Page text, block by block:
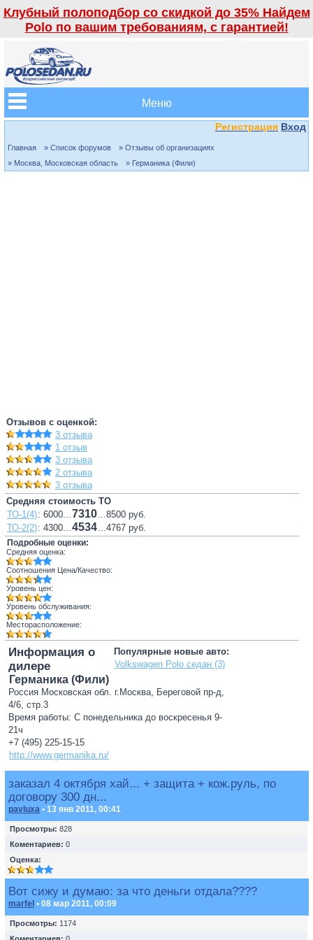
Клубный полоподбор со скидкой до 35% Найдем
Polo по вашим требованиям, с гарантией!
Меню
Регистрация Вход
Главная » Список форумов
» Отзывы об организациях
» Москва, Московская область
» Германика (Фили)
Отзывов с оценкой:
3 отзыва
1 отзыв
3 отзыва
2 отзыва
3 отзыва
Средняя стоимость ТО
ТО-1(4): 6000...7310...8500 руб.
ТО-2(2): 4300...4534...4767 руб.
Подробные оценки:
Средняя оценка:
Соотношения Цена/Качество:
Уровень цен:
Уровень обслуживания:
Месторасположение:
Популярные новые авто:
Volkswagen Polo седан (3)
Информация о
дилере
Германика (Фили)
Россия Московская обл. г.Москва, Береговой пр-д,
4/6, стр.3
Время работы: С понедельника до воскресенья 9-
21ч
+7 (495) 225-15-15
http://www.germanika.ru/
заказал 4 октября хай... + защита + кож.руль, по
договору 300 дн...
pavluxa • 13 янв 2011, 00:41
Просмотры: 828
Коментариев: 0
Оценка:
Вот сижу и думаю: за что деньги отдала????
marfel • 08 мар 2011, 00:09
Просмотры: 1174